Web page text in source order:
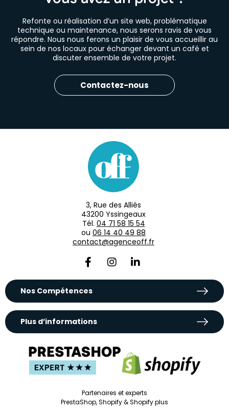
Refonte ou réalisation d’un site web, problématique
technique ou maintenance, nous serons ravis de vous
répondre. Nous nous ferons un plaisir de vous accueillir au
sein de nos locaux pour échanger devant un café et
discuter ensemble de votre projet.
Contactez-nous
3, Rue des Alliés
43200 Yssingeaux
Tél. 04 71 58 15 54
ou 06 14 40 49 88
contact@agenceoff.fr
Nos Compétences
Plus d’informations
Partenaires et experts
PrestaShop, Shopify & Shopify plus